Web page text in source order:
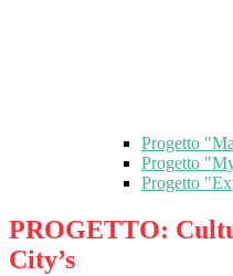
Progetto
Progetto
Progetto
PROGETTO:
City’s